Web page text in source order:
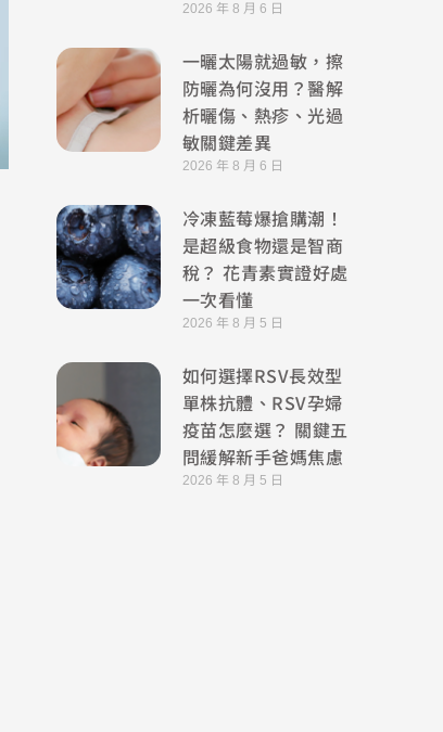
2026 年 8 月 6 日
一曬太陽就過敏，擦
防曬為何沒用？醫解
析曬傷、熱疹、光過
敏關鍵差異
2026 年 8 月 6 日
冷凍藍莓爆搶購潮！
是超級食物還是智商
稅？ 花青素實證好處
一次看懂
2026 年 8 月 5 日
如何選擇RSV長效型
單株抗體、RSV孕婦
疫苗怎麼選？ 關鍵五
問緩解新手爸媽焦慮
2026 年 8 月 5 日